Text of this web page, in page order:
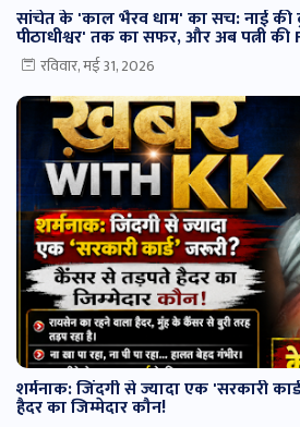
सांचेत के 'काल भैरव धाम' का सच: नाई
पीठाधीश्वर' तक का सफर, और अब पत्नी की
रविवार, मई 31, 2026
शर्मनाक: जिंदगी से ज्यादा एक 'सरकारी
हैदर का जिम्मेदार कौन!